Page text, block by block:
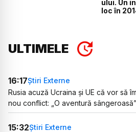
ului. Un
loc în
ULTIMELE
16:17Știri Externe
Rusia acuză Ucraina și UE că vor să
nou conflict: „O aventură sângeroasă”
15:32Știri Externe